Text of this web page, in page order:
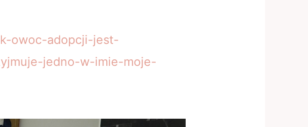
owoc-adopcji-jest-
jedno-w-imie-moje-